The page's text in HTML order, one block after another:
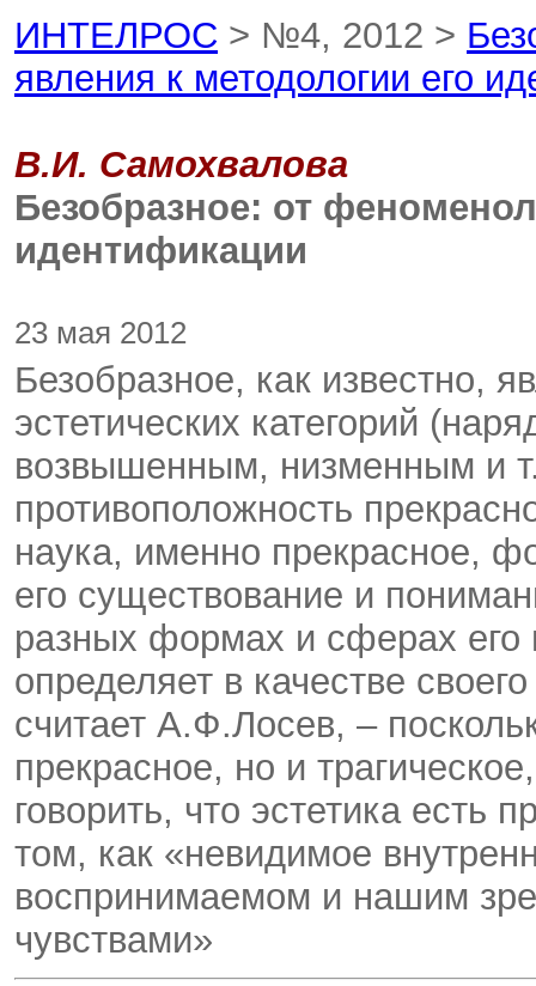
ИНТЕЛРОС > №4, 2012 >
явления к методологии его
В.И. Самохвалова
Безобразное: от
идентификации
23 мая 2012
Безобразное, как известно,
эстетических категорий
возвышенным, низменным и
противоположность
наука, именно прекрасное,
его существование и
разных формах и сферах
определяет в качестве
считает А.Ф.Лосев, –
прекрасное, но и
говорить, что эстетика есть
том, как «невидимое
воспринимаемом и нашим
чувствами»